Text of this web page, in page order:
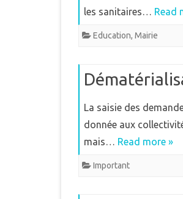
les sanitaires… Read
Education, Mairie
La saisie des
donnée aux
mais… Read more »
Important